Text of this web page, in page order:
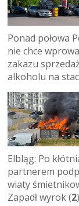
Ponad połowa
nie chce
zakazu
alkoholu na
Elbląg: Po
partnerem
wiaty
Zapadł wyrok (2)